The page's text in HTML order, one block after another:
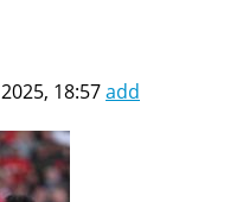
18:57add